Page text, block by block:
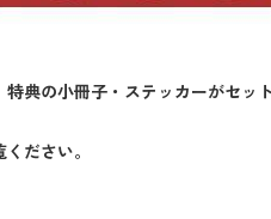
典の小冊子・ステッカーがセ
ださい。